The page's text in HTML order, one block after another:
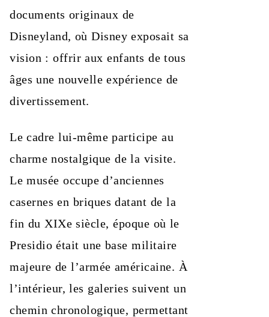
documents originaux de
Disneyland, où Disney exposait sa
vision : offrir aux enfants de tous
âges une nouvelle expérience de
divertissement.
Le cadre lui-même participe au
charme nostalgique de la visite.
Le musée occupe d’anciennes
casernes en briques datant de la
fin du XIXe siècle, époque où le
Presidio était une base militaire
majeure de l’armée américaine. À
l’intérieur, les galeries suivent un
chemin chronologique, permettant